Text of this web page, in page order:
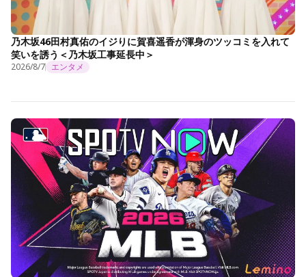
乃木坂46田村真佑のイジりに賀喜遥香が渾身のツッコミを入れて
笑いを誘う＜乃木坂工事延長中＞
2026/8/7 エンタメ